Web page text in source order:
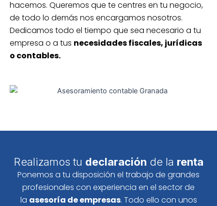
hacemos. Queremos que te centres en tu negocio,
de todo lo demás nos encargamos nosotros.
Dedicamos todo el tiempo que sea necesario a tu
empresa o a tus necesidades fiscales, jurídicas
o contables.
Realizamos tu declaración de la renta
Ponemos a tu disposición el trabajo de grandes
profesionales con experiencia en el sector de
la asesoría de empresas. Todo ello con unos